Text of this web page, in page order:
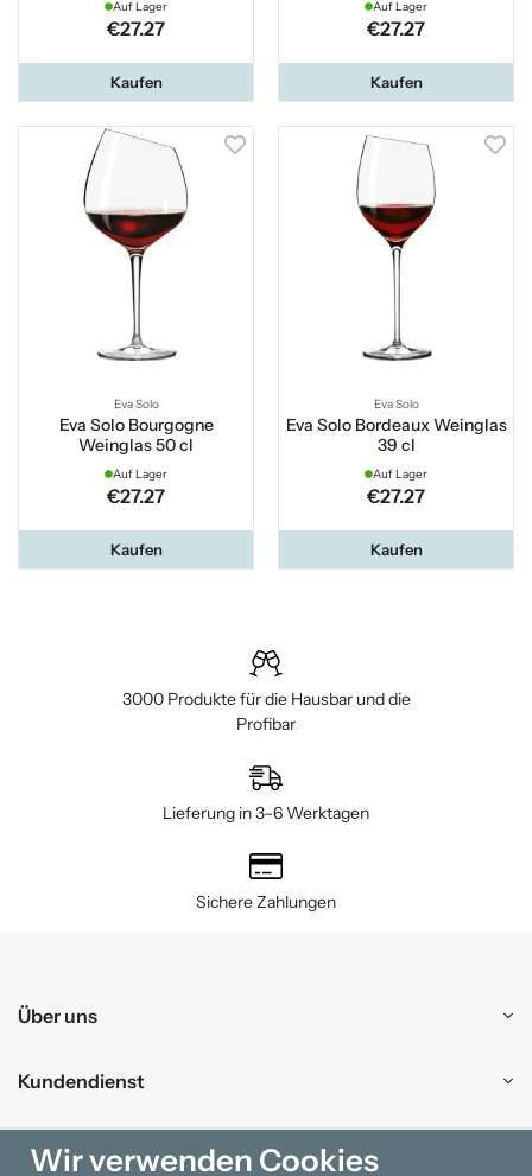
Auf Lager
€27.27
Kaufen
Auf Lager
€27.27
Kaufen
Eva Solo
Eva Solo Bourgogne
Weinglas 50 cl
Auf Lager
€27.27
Kaufen
Eva Solo
Eva Solo Bordeaux Weinglas
39 cl
Auf Lager
€27.27
Kaufen
3000 Produkte für die Hausbar und die
Profibar
Lieferung in 3–6 Werktagen
Sichere Zahlungen
Über uns
Kundendienst
Einkaufen
Wir verwenden Cookies